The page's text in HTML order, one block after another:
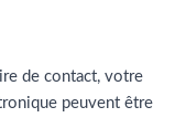
de contact, votre
peuvent être